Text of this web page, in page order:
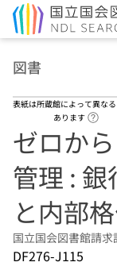
図書
表紙は所蔵館によって異な
あります
ゼロか
管理 :
と内部
国立国会図書館請求
DF276-J115